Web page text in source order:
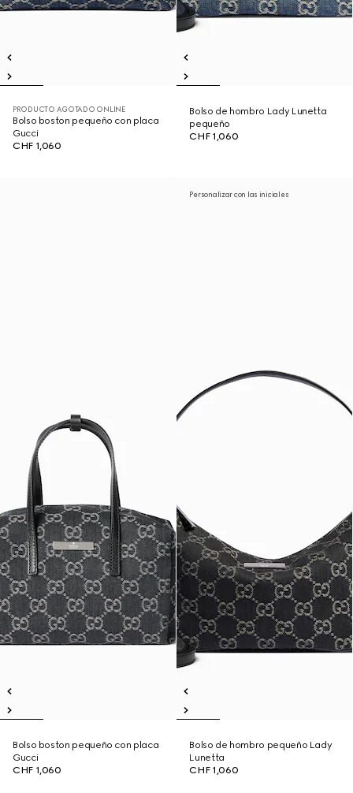
PRODUCTO AGOTADO ONLINE
Bolso boston pequeño con placa
Gucci
CHF 1,060
Bolso de hombro Lady Lunetta
pequeño
CHF 1,060
Bolso boston pequeño con placa
Gucci
CHF 1,060
Personalizar con las iniciales
Bolso de hombro pequeño Lady
Lunetta
CHF 1,060